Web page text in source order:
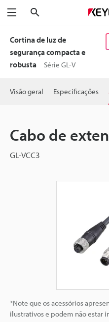
Menu
Cortina de luz de
segurança compacta e
robusta
Série GL-V
Visão geral Especificações
Cabo de
GL-VCC3
*Note que os acessórios
ilustrativos e podem não estar